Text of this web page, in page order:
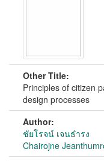
Other Title:
Principles of citizen
design processes
Author:
ชัยโรจน์ เจนธำรง
Chairojne